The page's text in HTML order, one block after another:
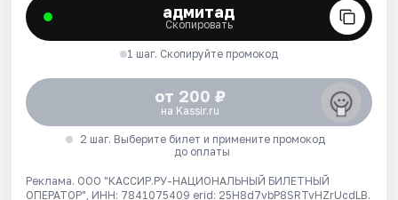
адмитад
Скопировать
1 шаг. Скопируйте промокод
от 200 ₽
на Kassir.ru
2 шаг. Выберите билет и примените промокод
до оплаты
Реклама. ООО "КАССИР.РУ-НАЦИОНАЛЬНЫЙ БИЛЕТНЫЙ
ОПЕРАТОР", ИНН: 7841075409 erid: 25H8d7vbP8SRTvHZrUcdLB.